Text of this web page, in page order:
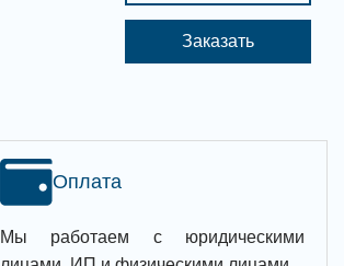
Заказать
Оплата
Мы работаем с юридическими